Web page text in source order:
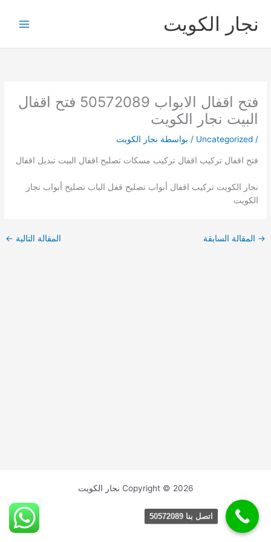
المحتوىنجار الكويت
فتح اقفال الابواب 50572089 فتح اقفال
البيت نجار الكويت
/
Uncategorized / بواسطة نجار الكويت
فتح اقفال تركيب اقفال تركيب مسكات تصليح اقفال البيت تبديل اقفال
نجار الكويت تركيب اقفال أبواب تصليح قفل الباب تصليح أبواب نجار
الكويت
→ المقالة السابقة المقالة التالية ←
Copyright © 2026 نجار الكويت
اتصل بنا 50572089